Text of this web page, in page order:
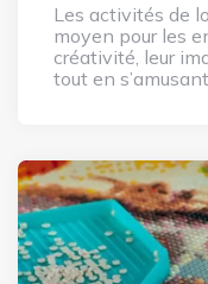
Les activités de
moyen pour les
créativité, leur
tout en